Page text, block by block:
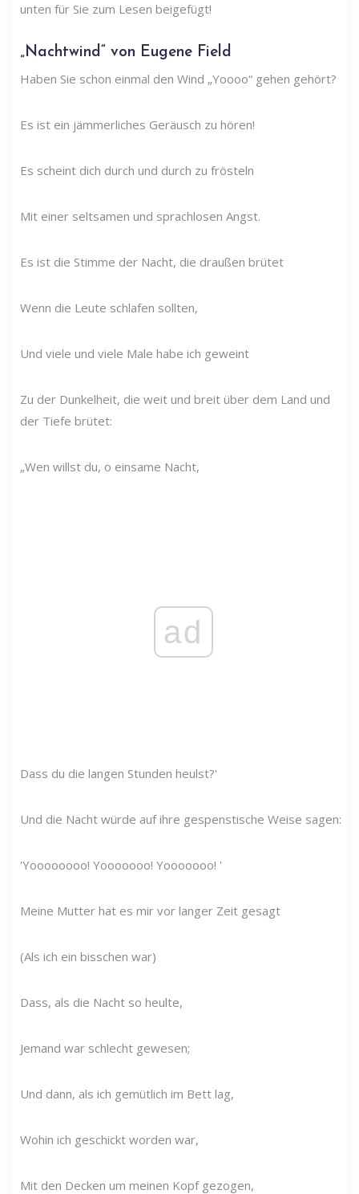
unten für Sie zum Lesen beigefügt!
„Nachtwind“ von Eugene Field
Haben Sie schon einmal den Wind „Yoooo“ gehen gehört?
Es ist ein jämmerliches Geräusch zu hören!
Es scheint dich durch und durch zu frösteln
Mit einer seltsamen und sprachlosen Angst.
Es ist die Stimme der Nacht, die draußen brütet
Wenn die Leute schlafen sollten,
Und viele und viele Male habe ich geweint
Zu der Dunkelheit, die weit und breit über dem Land und
der Tiefe brütet:
„Wen willst du, o einsame Nacht,
ad
Dass du die langen Stunden heulst?'
Und die Nacht würde auf ihre gespenstische Weise sagen:
'Yoooooooo! Yooooooo! Yooooooo! '
Meine Mutter hat es mir vor langer Zeit gesagt
(Als ich ein bisschen war)
Dass, als die Nacht so heulte,
Jemand war schlecht gewesen;
Und dann, als ich gemütlich im Bett lag,
Wohin ich geschickt worden war,
Mit den Decken um meinen Kopf gezogen,